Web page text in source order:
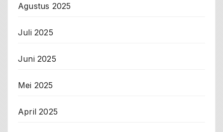
Agustus 2025
Juli 2025
Juni 2025
Mei 2025
April 2025